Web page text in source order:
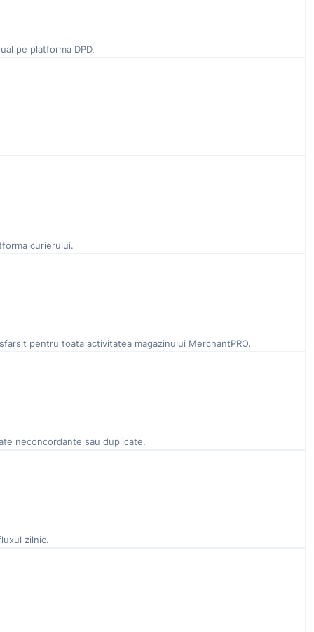
pe platforma DPD.
curierului.
pentru toata activitatea magazinului MerchantPRO.
neconcordante sau duplicate.
zilnic.